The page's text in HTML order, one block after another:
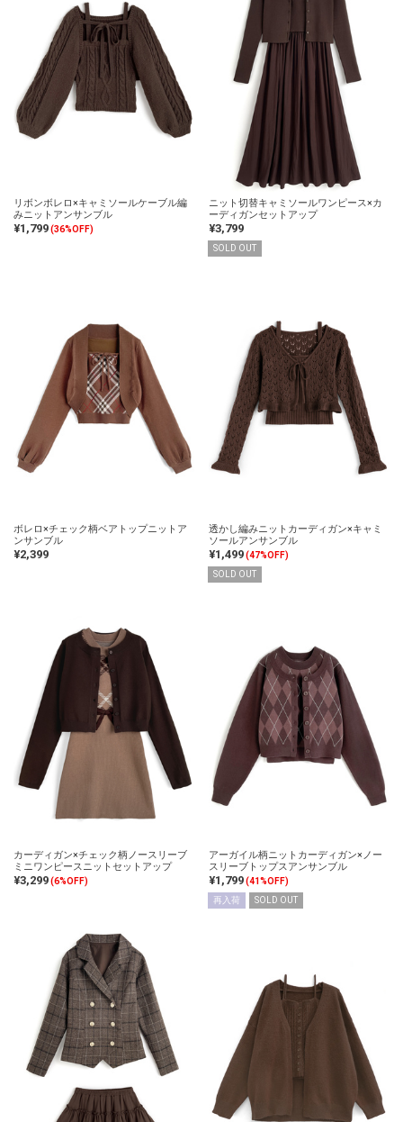
リボンボレロ×キャミソールケーブル編
みニットアンサンブル
¥1,799(36%OFF)
ニット切替キャミソールワンピース×カ
ーディガンセットアップ
¥3,799
SOLD OUT
ボレロ×チェック柄ベアトップニットア
ンサンブル
¥2,399
透かし編みニットカーディガン×キャミ
ソールアンサンブル
¥1,499(47%OFF)
SOLD OUT
カーディガン×チェック柄ノースリーブ
ミニワンピースニットセットアップ
¥3,299(6%OFF)
アーガイル柄ニットカーディガン×ノー
スリーブトップスアンサンブル
¥1,799(41%OFF)
再入荷
SOLD OUT